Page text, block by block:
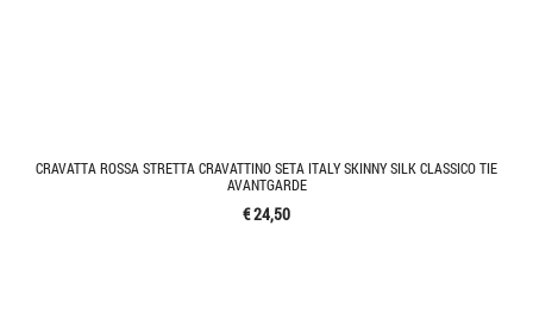
CRAVATTA ROSSA STRETTA CRAVATTINO SETA ITALY SKINNY SILK CLASSICO TIE
AVANTGARDE
€ 24,50